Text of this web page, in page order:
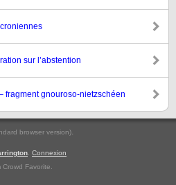
sur l’abstention
fragment gnouroso-nietzschéen
browser version).
Connexion
Favorite.